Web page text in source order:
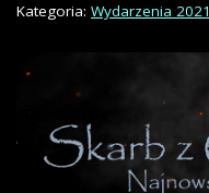
Kategoria: Wydarzenia 2021